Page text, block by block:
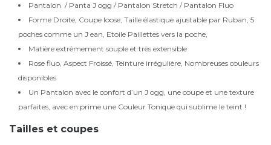
Pantalon / Panta J ogg / Pantalon Stretch / Pantalon Fluo
Forme Droite, Coupe loose, Taille élastique ajustable par Ruban, 5
poches comme un J ean, Etoile Paillettes vers la poche,
Matière extrêmement souple et très extensible
Rose fluo, Aspect Froissé, Teinture irrégulière, Nombreuses couleurs
disponibles
Un Pantalon avec le confort d’un J ogg, une coupe et une texture
parfaites, avec en prime une Couleur Tonique qui sublime le teint !
Tailles et coupes